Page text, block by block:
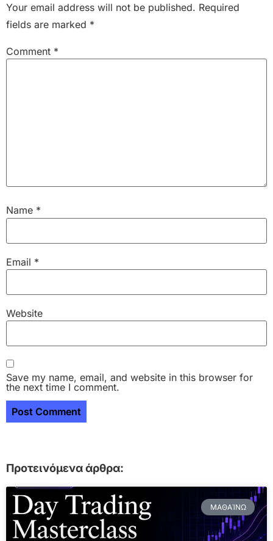
Your email address will not be published. Required
fields are marked *
Comment *
Name *
Email *
Website
Save my name, email, and website in this browser for
the next time I comment.
Προτεινόμενα άρθρα:
ΜΑΘΑΊΝΩ